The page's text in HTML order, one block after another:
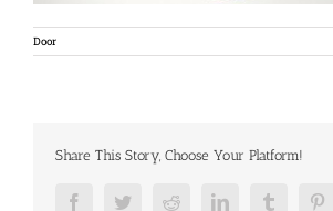
Door
Share This Story, Choose Your Platform!
FacebookTwitterRedditLinkedInTumblr